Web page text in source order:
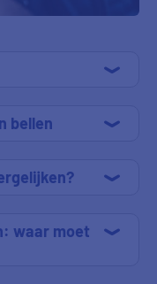
bellen
waar moet